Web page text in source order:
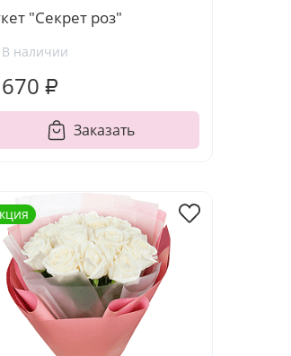
"Секрет роз"
В наличии
₽
Заказать